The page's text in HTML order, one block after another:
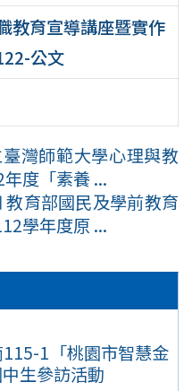
115-1「桃園市智慧金
生參訪活動
教育宣導講座暨實作
公文
灣師範大學心理與教
度「素養 ...
教育部國民及學前教育
學年度原 ...